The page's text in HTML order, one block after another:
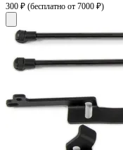
300 ₽ (бесплатно от 7000 ₽)